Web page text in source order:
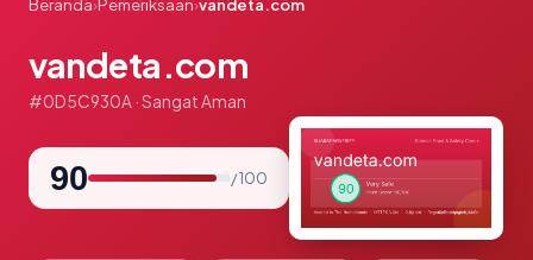
Beranda›Pemeriksaan›vandeta.com
vandeta.com
#0D5C930A · Sangat Aman
90 / 100